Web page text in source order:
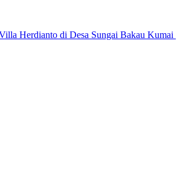
Herdianto di Desa Sungai Bakau Kumai